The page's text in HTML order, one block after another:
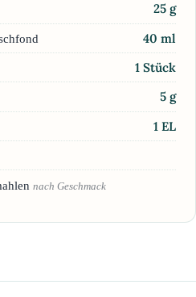
25 g
40 ml
1 Stück
5 g
1 EL
nach Geschmack